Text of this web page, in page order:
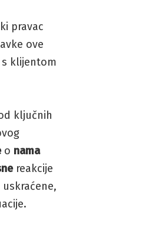
pravac
ove
s klijentom
ključnih
o nama
reakcije